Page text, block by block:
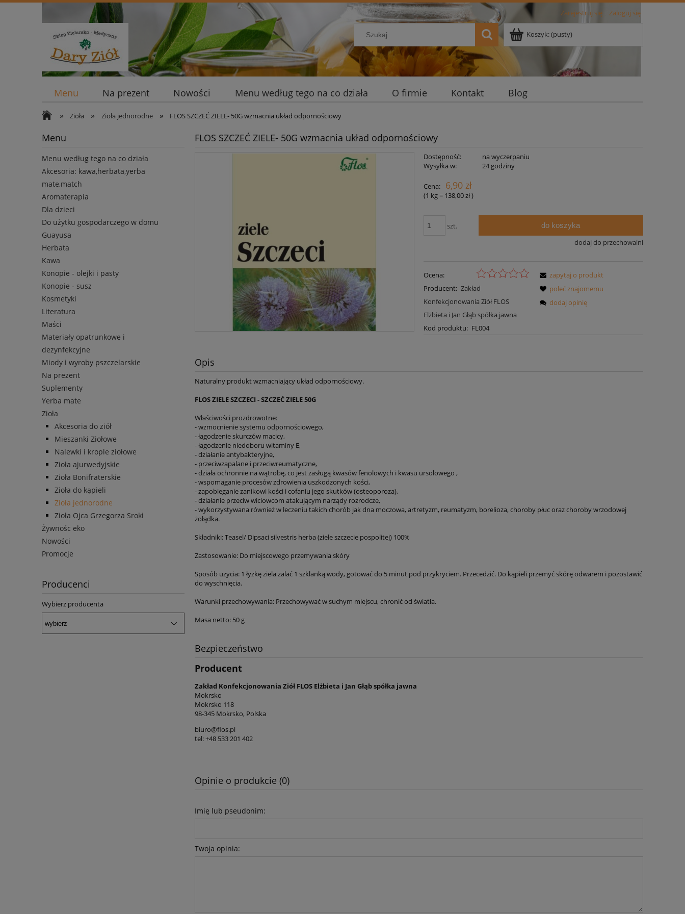
Zarejestruj się Zaloguj się
Koszyk:(pusty)
Menu Na prezent Nowości Menu według tego na co działa O firmie Kontakt Blog
» Zioła » Zioła jednorodne » FLOS SZCZEĆ ZIELE- 50G wzmacnia układ odpornościowy
Menu
Menu według tego na co działa
Akcesoria: kawa,herbata,yerba
mate,match
Aromaterapia
Dla dzieci
Do użytku gospodarczego w domu
Guayusa
Herbata
Kawa
Konopie - olejki i pasty
Konopie - susz
Kosmetyki
Literatura
Maści
Materiały opatrunkowe i
dezynfekcyjne
Miody i wyroby pszczelarskie
Na prezent
Suplementy
Yerba mate
Zioła
Akcesoria do ziół
Mieszanki Ziołowe
Nalewki i krople ziołowe
Zioła ajurwedyjskie
Zioła Bonifraterskie
Zioła do kąpieli
Zioła jednorodne
Zioła Ojca Grzegorza Sroki
Żywnośc eko
Nowości
Promocje
Producenci
Wybierz producenta
FLOS SZCZEĆ ZIELE- 50G wzmacnia układ odpornościowy
Dostępność:
na wyczerpaniu
Wysyłka w:
24 godziny
Cena: 6,90 zł
(1 kg= 138,00 zł)
szt. do koszyka
dodaj do przechowalni
Ocena:
Producent: Zakład
Konfekcjonowania Ziół FLOS
Elżbieta i Jan Głąb spółka jawna
Kod produktu: FL004
zapytaj o produkt
poleć znajomemu
dodaj opinię
Opis
Naturalny produkt wzmacniający układ odpornościowy.
FLOS ZIELE SZCZECI - SZCZEĆ ZIELE 50G
Właściwości prozdrowotne:
- wzmocnienie systemu odpornościowego,
- łagodzenie skurczów macicy,
- łagodzenie niedoboru witaminy E,
- działanie antybakteryjne,
- przeciwzapalane i przeciwreumatyczne,
- działa ochronnie na wątrobę, co jest zasługą kwasów fenolowych i kwasu ursolowego ,
- wspomaganie procesów zdrowienia uszkodzonych kości,
- zapobieganie zanikowi kości i cofaniu jego skutków (osteoporoza),
- działanie przeciw wiciowcom atakującym narządy rozrodcze,
- wykorzystywana również w leczeniu takich chorób jak dna moczowa, artretyzm, reumatyzm, borelioza, choroby płuc oraz choroby wrzodowej
żołądka.
Składniki: Teasel/ Dipsaci silvestris herba (ziele szczecie pospolitej) 100%
Zastosowanie: Do miejscowego przemywania skóry
Sposób użycia: 1 łyżkę ziela zalać 1 szklanką wody, gotować do 5 minut pod przykryciem. Przecedzić. Do kąpieli przemyć skórę odwarem i pozostawić
do wyschnięcia.
Warunki przechowywania: Przechowywać w suchym miejscu, chronić od światła.
Masa netto: 50 g
Bezpieczeństwo
Producent
Zakład Konfekcjonowania Ziół FLOS Elżbieta i Jan Głąb spółka jawna
Mokrsko
Mokrsko 118
98-345 Mokrsko, Polska
biuro@flos.pl
tel: +48 533 201 402
Opinie o produkcie (0)
Imię lub pseudonim:
Twoja opinia: